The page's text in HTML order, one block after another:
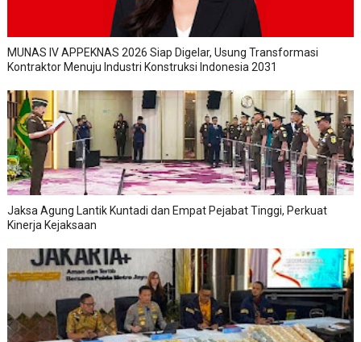
MUNAS IV APPEKNAS 2026 Siap Digelar, Usung Transformasi
Kontraktor Menuju Industri Konstruksi Indonesia 2031
Jaksa Agung Lantik Kuntadi dan Empat Pejabat Tinggi, Perkuat
Kinerja Kejaksaan